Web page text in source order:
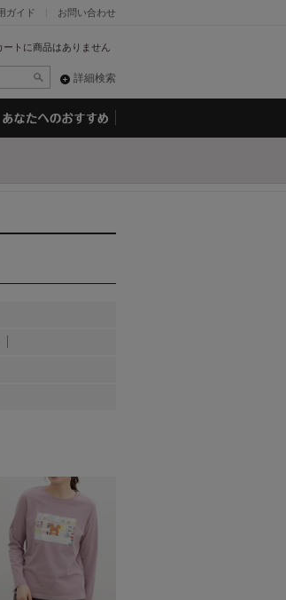
お問い合わせ
ガイド
トに商品はありません
詳細検索